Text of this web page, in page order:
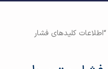
کلیدهای فشار